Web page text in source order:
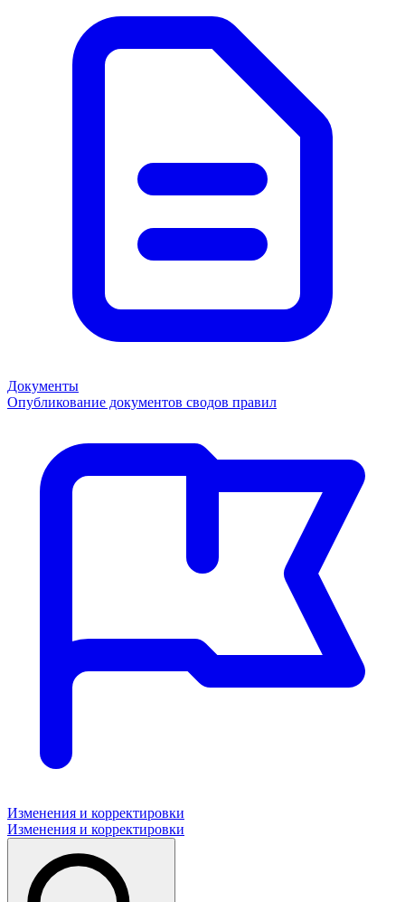
Документы
Опубликование документов сводов правил
Изменения и корректировки
Изменения и корректировки